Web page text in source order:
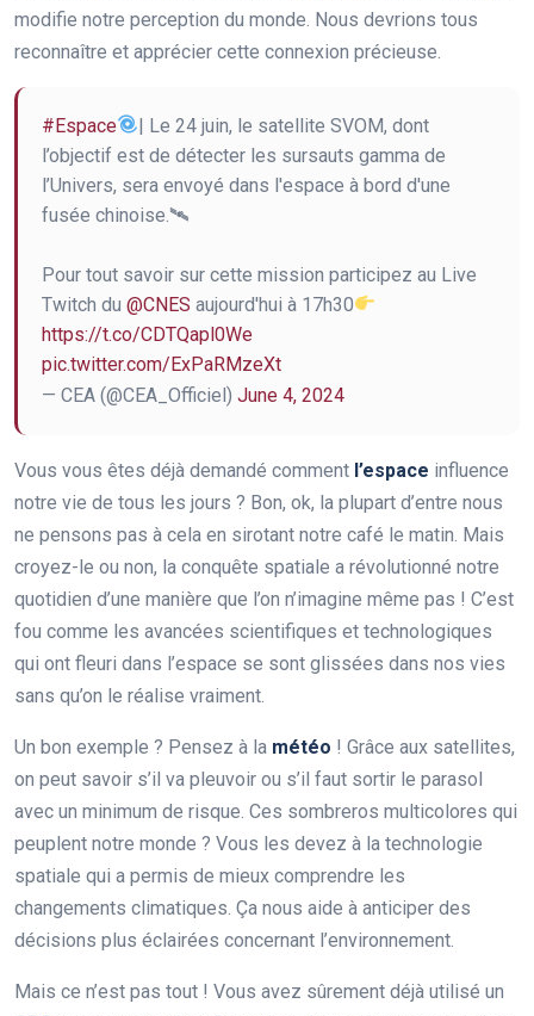
modifie notre perception du monde. Nous devrions tous
reconnaître et apprécier cette connexion précieuse.
#Espace
| Le 24 juin, le satellite SVOM, dont
l’objectif est de détecter les sursauts gamma de
l’Univers, sera envoyé dans l'espace à bord d'une
fusée chinoise.🛰
Pour tout savoir sur cette mission participez au Live
Twitch du @CNES aujourd'hui à 17h30
https://t.co/CDTQapl0We
pic.twitter.com/ExPaRMzeXt
— CEA (@CEA_Officiel) June 4, 2024
Vous vous êtes déjà demandé comment l’espace influence
notre vie de tous les jours ? Bon, ok, la plupart d’entre nous
ne pensons pas à cela en sirotant notre café le matin. Mais
croyez-le ou non, la conquête spatiale a révolutionné notre
quotidien d’une manière que l’on n’imagine même pas ! C’est
fou comme les avancées scientifiques et technologiques
qui ont fleuri dans l’espace se sont glissées dans nos vies
sans qu’on le réalise vraiment.
Un bon exemple ? Pensez à la météo ! Grâce aux satellites,
on peut savoir s’il va pleuvoir ou s’il faut sortir le parasol
avec un minimum de risque. Ces sombreros multicolores qui
peuplent notre monde ? Vous les devez à la technologie
spatiale qui a permis de mieux comprendre les
changements climatiques. Ça nous aide à anticiper des
décisions plus éclairées concernant l’environnement.
Mais ce n’est pas tout ! Vous avez sûrement déjà utilisé un